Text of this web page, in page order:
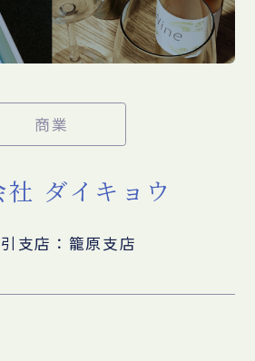
商業
ダイキョウ
支店：籠原支店